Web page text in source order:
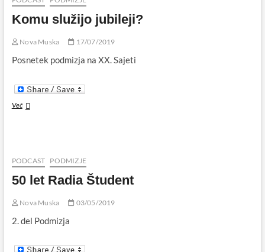
Komu služijo jubileji?
Nova Muska 17/07/2019
Posnetek podmizja na XX. Sajeti
VečKomu
PODCAST PODMIZJE
50 let Radia Študent
Nova Muska 03/05/2019
2. del Podmizja